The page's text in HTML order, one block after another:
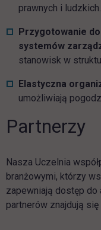
prawnych i ludzkich.
Przygotowanie
systemów
stanowisk w
Elastyczna
umożliwiają
Partnerzy
Nasza Uczelnia
branżowymi, którzy
zapewniają dostęp do
partnerów znajdują się